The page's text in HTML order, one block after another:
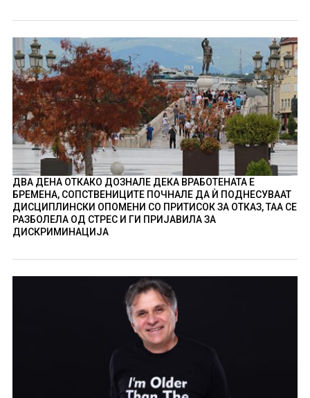
ДВА ДЕНА ОТКАКО ДОЗНАЛЕ ДЕКА ВРАБОТЕНАТА Е
БРЕМЕНА, СОПСТВЕНИЦИТЕ ПОЧНАЛЕ ДА Ѝ ПОДНЕСУВААТ
ДИСЦИПЛИНСКИ ОПОМЕНИ СО ПРИТИСОК ЗА ОТКАЗ, ТАА СЕ
РАЗБОЛЕЛА ОД СТРЕС И ГИ ПРИЈАВИЛА ЗА
ДИСКРИМИНАЦИЈА